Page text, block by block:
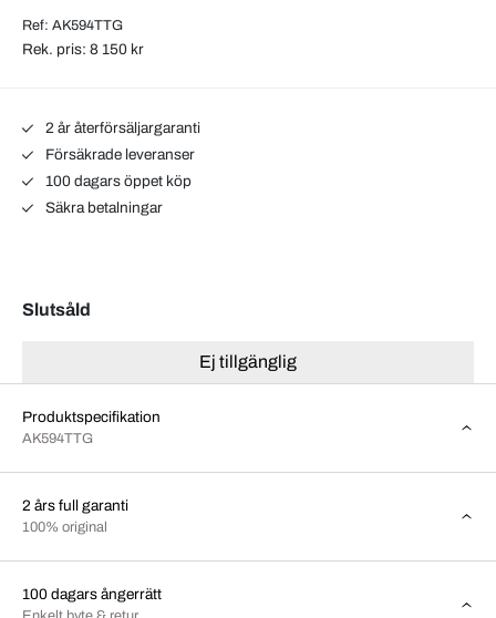
Ref: AK594TTG
Rek. pris: 8 150 kr
2 år återförsäljargaranti
Försäkrade leveranser
100 dagars öppet köp
Säkra betalningar
Slutsåld
Ej tillgänglig
Produktspecifikation
AK594TTG
2 års full garanti
100% original
100 dagars ångerrätt